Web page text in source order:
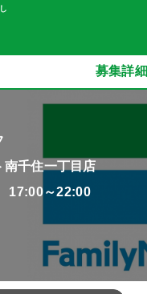
募集詳細
南千住一丁目店
17:00～22:00